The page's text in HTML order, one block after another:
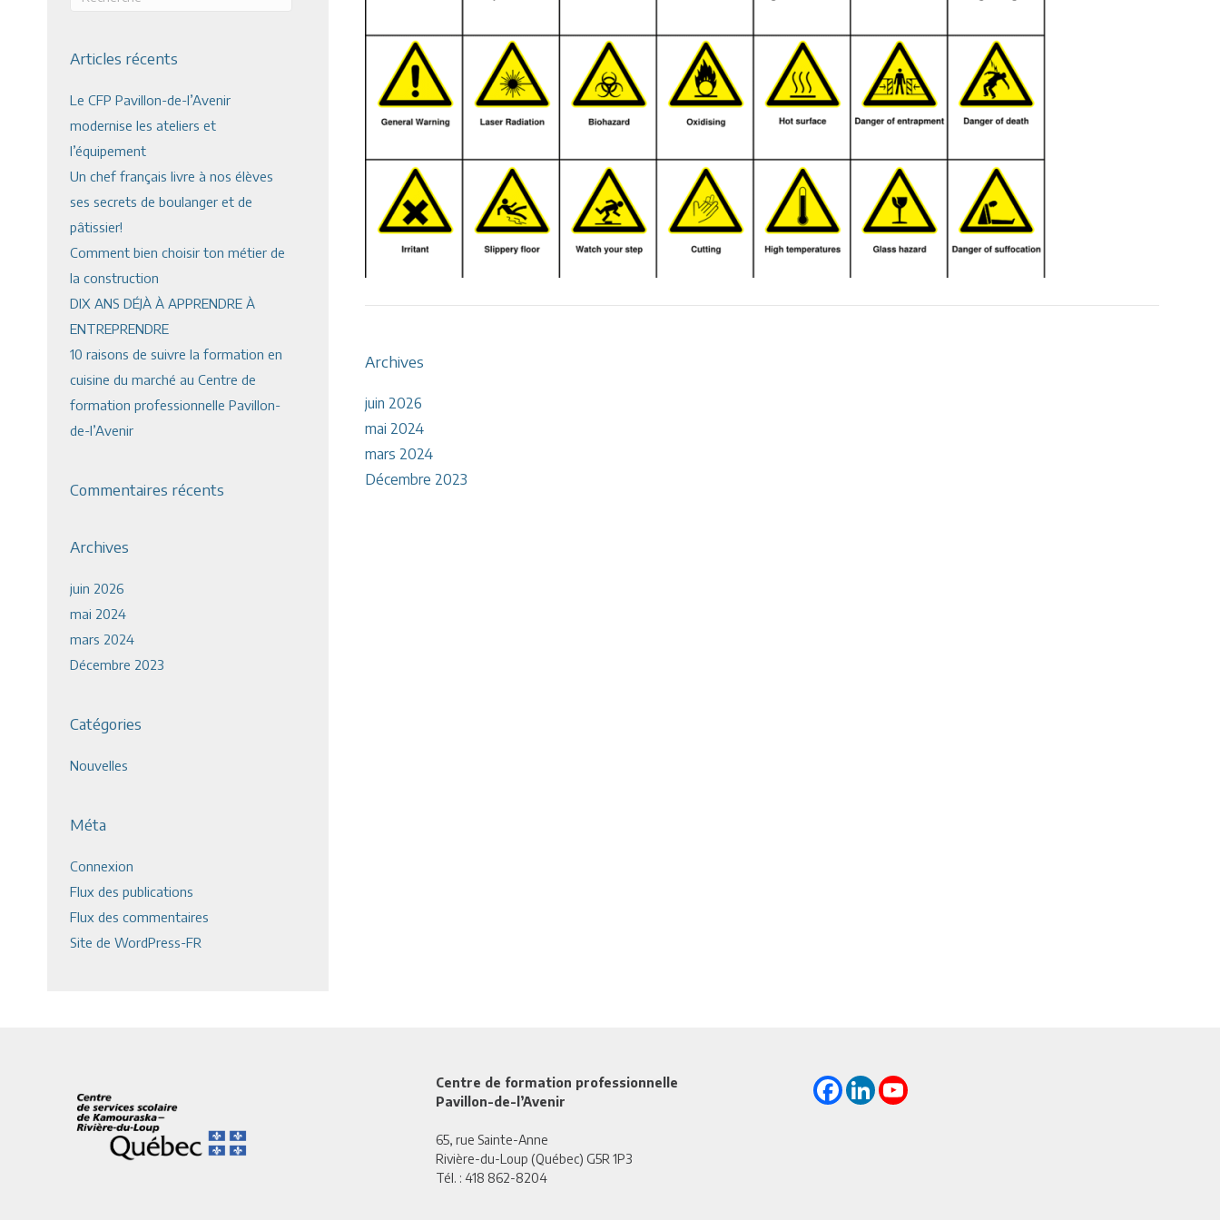
Articles récents
Le CFP Pavillon-de-l’Avenir
modernise les ateliers et
l’équipement
Un chef français livre à nos élèves
ses secrets de boulanger et de
pâtissier!
Comment bien choisir ton métier de
la construction
DIX ANS DÉJÀ À APPRENDRE À
ENTREPRENDRE
10 raisons de suivre la formation en
cuisine du marché au Centre de
formation professionnelle Pavillon-
de-l’Avenir
Commentaires récents
Archives
juin 2026
mai 2024
mars 2024
Décembre 2023
Catégories
Nouvelles
Méta
Connexion
Flux des publications
Flux des commentaires
Site de WordPress-FR
Archives
juin 2026
mai 2024
mars 2024
Décembre 2023
Centre de formation professionnelle
Pavillon-de-l’Avenir
65, rue Sainte-Anne
Rivière-du-Loup (Québec) G5R 1P3
Tél. : 418 862-8204